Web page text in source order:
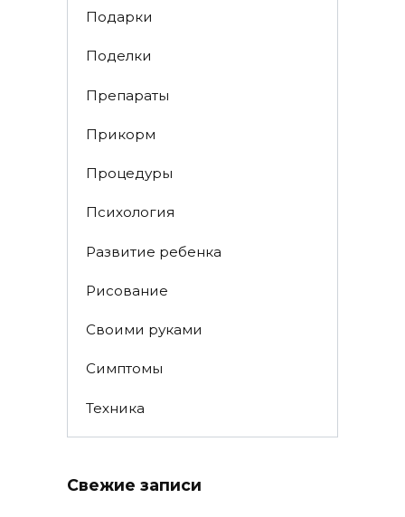
Подарки
Поделки
Препараты
Прикорм
Процедуры
Психология
Развитие ребенка
Рисование
Своими руками
Симптомы
Техника
Свежие записи